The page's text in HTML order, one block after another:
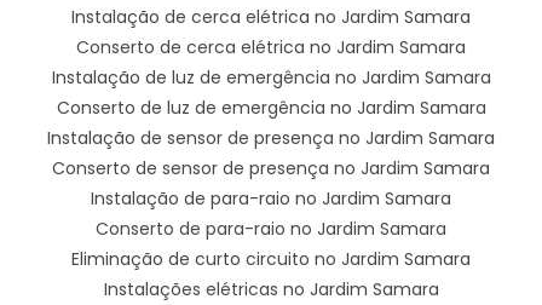
Instalação de cerca elétrica no Jardim Samara
Conserto de cerca elétrica no Jardim Samara
Instalação de luz de emergência no Jardim Samara
Conserto de luz de emergência no Jardim Samara
Instalação de sensor de presença no Jardim Samara
Conserto de sensor de presença no Jardim Samara
Instalação de para-raio no Jardim Samara
Conserto de para-raio no Jardim Samara
Eliminação de curto circuito no Jardim Samara
Instalações elétricas no Jardim Samara